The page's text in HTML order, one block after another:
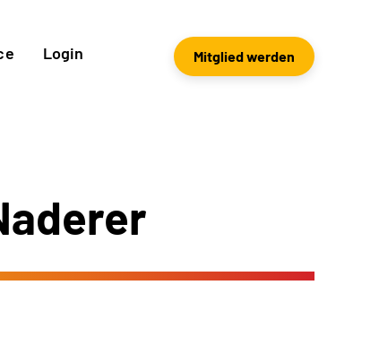
Login Mitglied werden